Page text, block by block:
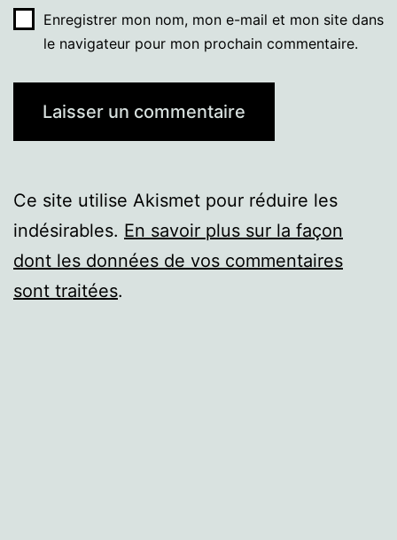
Enregistrer mon nom, mon e-mail et mon site dans
le navigateur pour mon prochain commentaire.
Ce site utilise Akismet pour réduire les
indésirables. En savoir plus sur la façon
dont les données de vos commentaires
sont traitées.